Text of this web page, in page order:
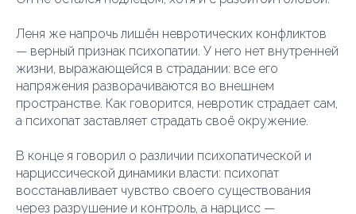
Леня же напрочь лишён невротических конфликтов
— верный признак психопатии. У него нет внутренней
жизни, выражающейся в страдании: все его
напряжения разворачиваются во внешнем
пространстве. Как говорится, невротик страдает сам,
а психопат заставляет страдать своё окружение.
В конце я говорил о различии психопатической и
нарциссической динамики власти: психопат
восстанавливает чувство своего существования
через разрушение и контроль, а нарцисс —